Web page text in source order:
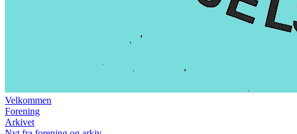
Velkommen
Forening
Arkivet